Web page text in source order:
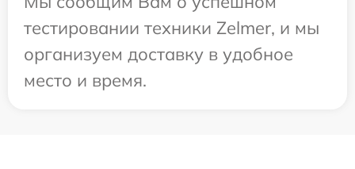
тестировании техники Zelmer, и мы
организуем доставку в удобное
место и время.